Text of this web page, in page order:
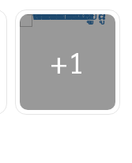
หว่างเวลา 10.00–
กิจกรรมถอดรหัส
รค์
หน้าที่เป็นผู้นำการ
+1